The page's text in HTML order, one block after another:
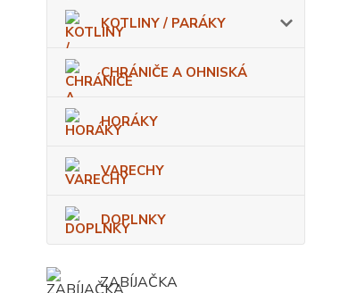
KOTLINY / PARÁKY
CHRÁNIČE A OHNISKÁ
HORÁKY
VARECHY
DOPLNKY
ZABÍJAČKA